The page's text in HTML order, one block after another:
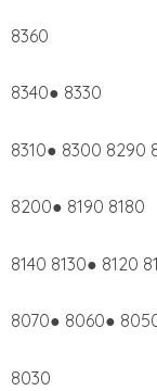
8360
8340● 8330
8310● 8300 8290
8200● 8190 8180
8140 8130● 8120
8070● 8060●
8030